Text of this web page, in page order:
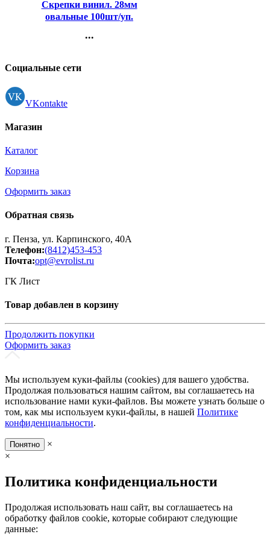
Скрепки винил. 28мм
овальные 100шт/уп.
арт.4135324
...
Регистрация
Социальные сети
VKontakte
Магазин
Каталог
Корзина
Оформить заказ
Обратная связь
г. Пенза, ул. Карпинского, 40А
Телефон:(8412)453-453
Почта:opt@evrolist.ru
ГК Лист
Товар добавлен в корзину
Продолжить покупки
Оформить заказ
Мы используем куки-файлы (cookies) для вашего удобства.
Продолжая пользоваться нашим сайтом, вы соглашаетесь на
использование нами куки-файлов. Вы можете узнать больше о
том, как мы используем куки-файлы, в нашей Политике
конфиденциальности.
Понятно
×
×
Политика конфиденциальности
Продолжая использовать наш сайт, вы соглашаетесь на
обработку файлов cookie, которые собирают следующие
данные: